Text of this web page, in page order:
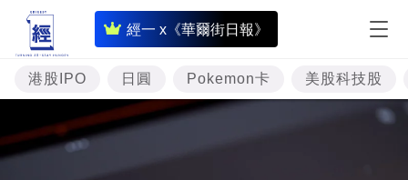
經一 x《華爾街日報》
即
時
財
經
專
港股IPO 日圓 Pokemon卡 美股科技股